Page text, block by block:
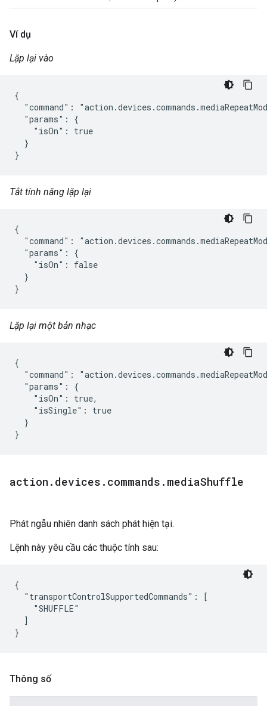
Ví dụ
Lặp lại vào
{
"command":
  "params": {
    "isOn": true
  }
}
Tắt tính năng lặp lại
{
"command":
  "params": {
    "isOn": false
  }
}
Lặp lại một bản nhạc
{
"command":
  "params": {
    "isOn": true,
    "isSingle": true
  }
}
action . devices . commands . mediaShuffle
Phát ngẫu nhiên danh sách phát hiện tại.
Lệnh này yêu cầu các thuộc tính sau:
{
  "transportControlSupportedCommands": [
    "SHUFFLE"
  ]
Thông số